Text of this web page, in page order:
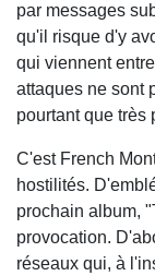
par messages
qu'il risque d'y
qui viennent
attaques ne sont
pourtant que très
C'est French
hostilités.
prochain album,
provocation.
réseaux qui, à